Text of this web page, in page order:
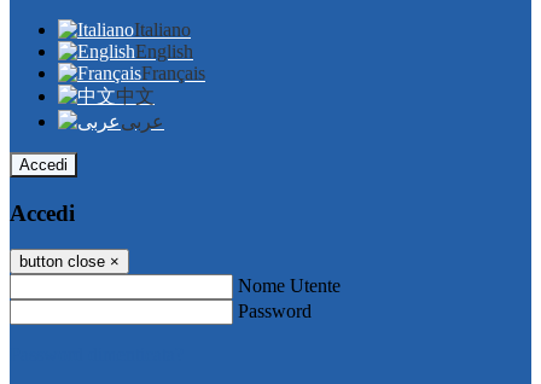
Italiano
English
Français
中文
عربى
Accedi
Accedi
button close ×
Nome Utente
Password